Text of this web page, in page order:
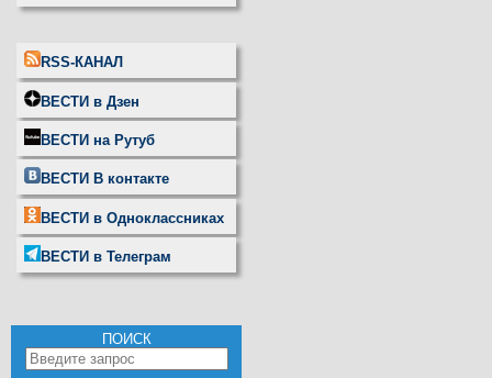
RSS-КАНАЛ
ВЕСТИ в Дзен
ВЕСТИ на Рутуб
ВЕСТИ В контакте
ВЕСТИ в Одноклассниках
ВЕСТИ в Телеграм
ПОИСК